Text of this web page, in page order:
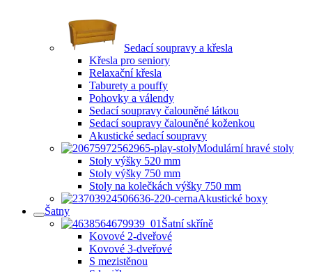
Sedací soupravy a křesla
Křesla pro seniory
Relaxační křesla
Taburety a pouffy
Pohovky a válendy
Sedací soupravy čalouněné látkou
Sedací soupravy čalouněné koženkou
Akustické sedací soupravy
Modulární hravé stoly
Stoly výšky 520 mm
Stoly výšky 750 mm
Stoly na kolečkách výšky 750 mm
Akustické boxy
Šatny
Šatní skříně
Kovové 2-dveřové
Kovové 3-dveřové
S mezistěnou